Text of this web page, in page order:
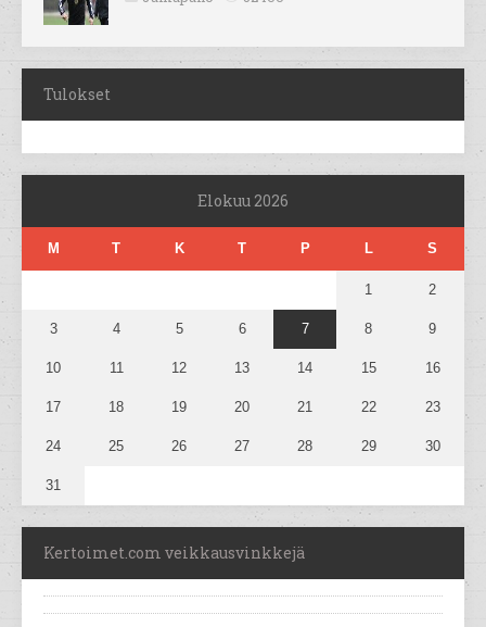
Tulokset
Elokuu 2026
M T K T P L S
1 2
3 4 5 6 7 8 9
10 11 12 13 14 15 16
17 18 19 20 21 22 23
24 25 26 27 28 29 30
31
Kertoimet.com veikkausvinkkejä